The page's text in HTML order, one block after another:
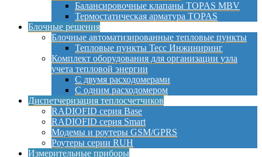
Балансировочные клапаны TOPAS MBV
Термостатическая арматура TOPAS
Блочные решения
Блочные автоматизированные тепловые пункты
Тепловые пункты Тесс Инжиниринг
Комплект оборудования для организации узла
учета тепловой энергии
С двумя расходомерами
С одним расходомером
Диспетчеризация теплосчетчиков
RADIOFID серия Base
RADIOFID серия Smart
Модемы и роутеры GSM/GPRS
Роутеры серии RUH
Измерительные приборы